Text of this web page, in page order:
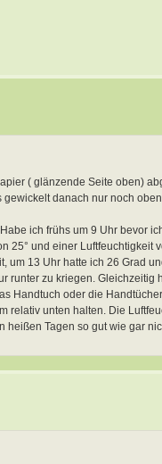
( glänzende Seite oben)
danach nur noch
ich frühs um 9 Uhr bevor
25° und einer Luftfeuchtigkeit
um 13 Uhr hatte ich 26 Grad
runter zu kriegen. Gleichzeitig
Handtuch oder die
relativ unten halten. Die
heißen Tagen so gut wie gar